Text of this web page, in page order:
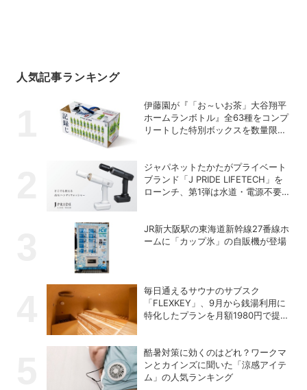
人気記事ランキング
伊藤園が『「お～いお茶」大谷翔平
ホームランボトル』全63種をコンプ
リートした特別ボックスを数量限定
ジャパネットたかたがプライベート
ブランド「J PRIDE LIFETECH」を
ローンチ、第1弾は水道・電源不要
JR新大阪駅の東海道新幹線27番線ホ
ームに「カップ氷」の自販機が登場
毎日通えるサウナのサブスク
「FLEXKEY」、9月から銭湯利用に
特化したプランを月額1980円で提供
酷暑対策に効くのはどれ？ワークマ
ンとカインズに聞いた「涼感アイテ
ム」の人気ランキング